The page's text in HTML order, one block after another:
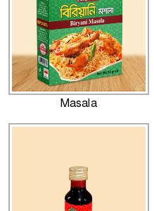
Masala